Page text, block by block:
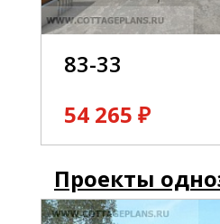
83-33
54 265 ₽
Проекты